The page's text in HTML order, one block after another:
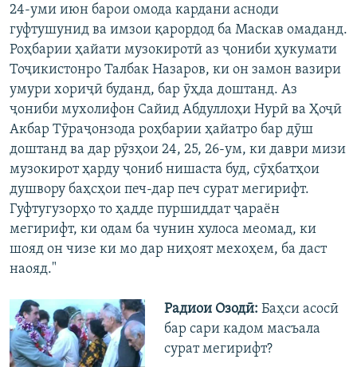
24-уми июн барои омода кардани асноди
гуфтушунид ва имзои қарордод ба Маскав омаданд.
Роҳбарии ҳайати музокиротӣ аз ҷониби ҳукумати
Тоҷикистонро Талбак Назаров, ки он замон вазири
умури хориҷӣ буданд, бар ӯҳда доштанд. Аз
ҷониби мухолифон Сайид Абдуллоҳи Нурӣ ва Ҳоҷӣ
Акбар Тӯраҷонзода роҳбарии ҳайатро бар дӯш
доштанд ва дар рӯзҳои 24, 25, 26-ум, ки даври мизи
музокирот ҳарду ҷониб нишаста буд, сӯҳбатҳои
душвору баҳсҳои печ-дар печ сурат мегирифт.
Гуфтугузорҳо то ҳадде пуршиддат ҷараён
мегирифт, ки одам ба чунин хулоса меомад, ки
шояд он чизе ки мо дар ниҳоят мехоҳем, ба даст
наояд."
Радиои Озодӣ: Баҳси асосӣ
бар сари кадом масъала
сурат мегирифт?